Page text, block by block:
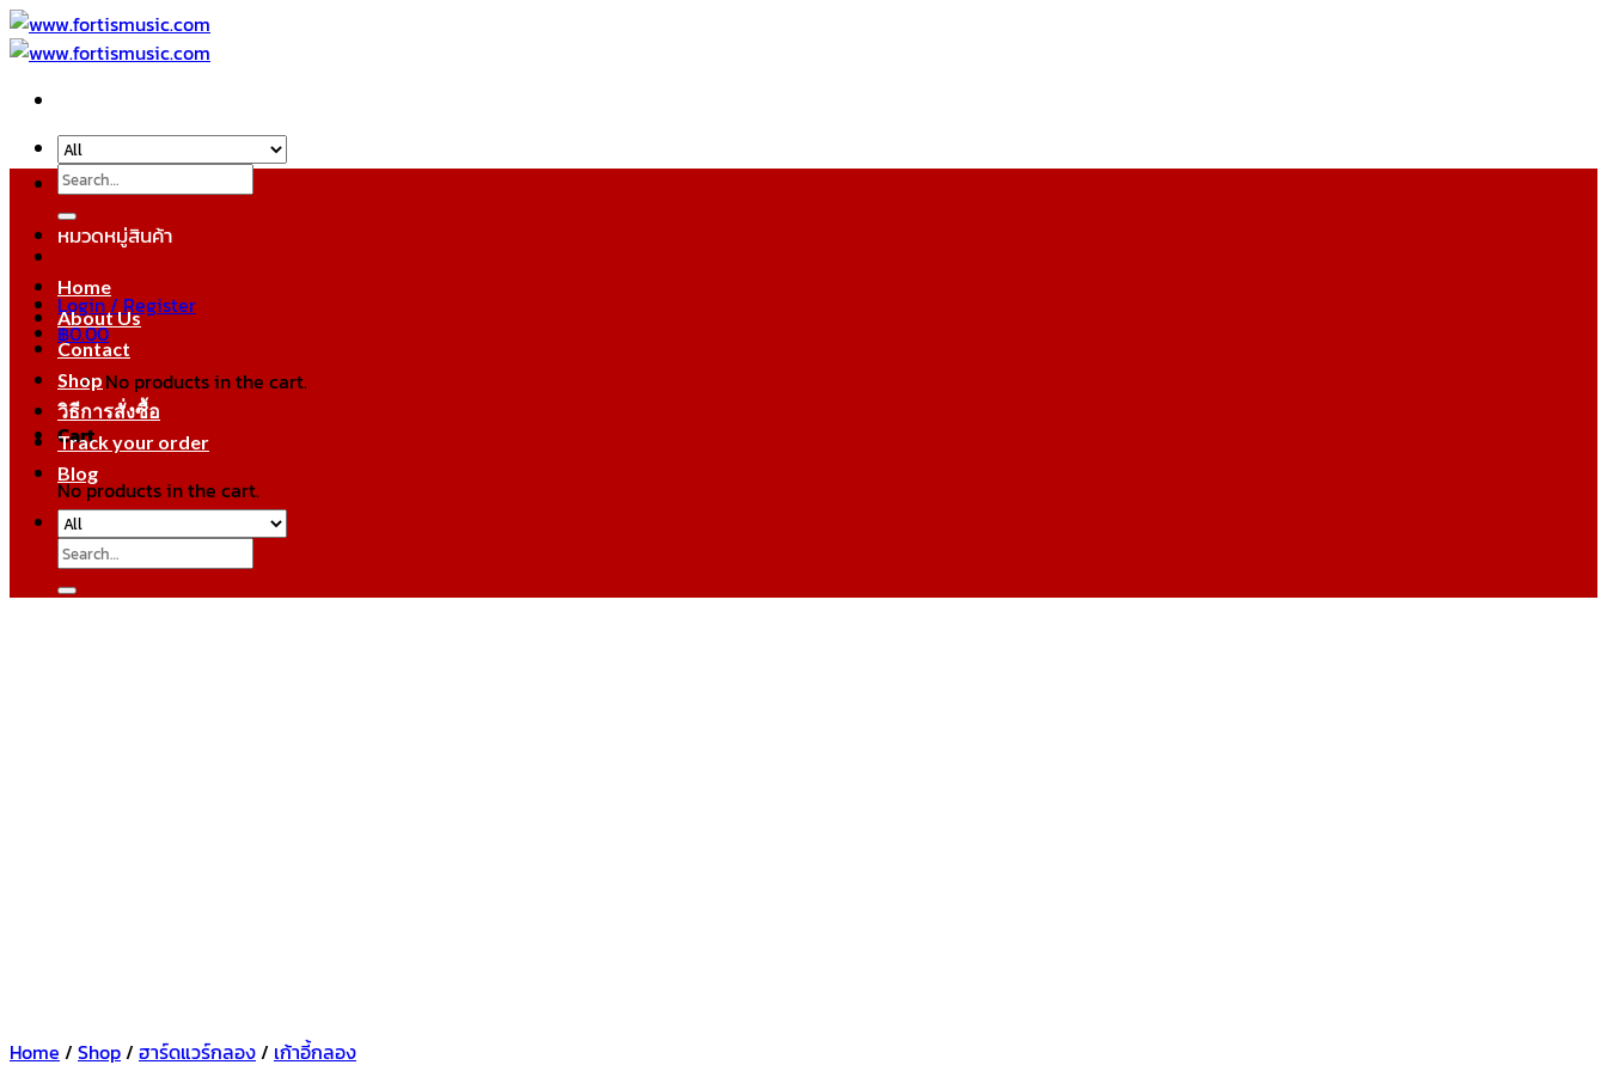
Skip
to
Search
for:
Login / Register
฿0.00
No products in the cart.
Cart
No products in the cart.
หมวดหมู่สินค้า
Home
About Us
Contact
Shop
วิธีการสั่งซื้อ
Track your order
Blog
Search
for:
Home / Shop/ ฮาร์ดแวร์กลอง/ เก้าอี้กลอง